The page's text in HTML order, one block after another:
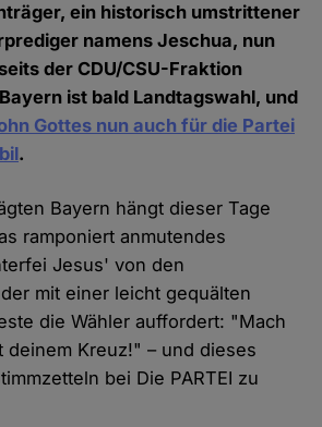
ein historisch umstrittener
namens Jeschua, nun
der CDU/CSU-Fraktion
ist bald Landtagswahl, und
Gottes nun auch für die Partei
.
Bayern hängt dieser Tage
ramponiert anmutendes
Jesus' von den
mit einer leicht gequälten
die Wähler auffordert: "Mach
deinem Kreuz!" – und dieses
bei Die PARTEI zu